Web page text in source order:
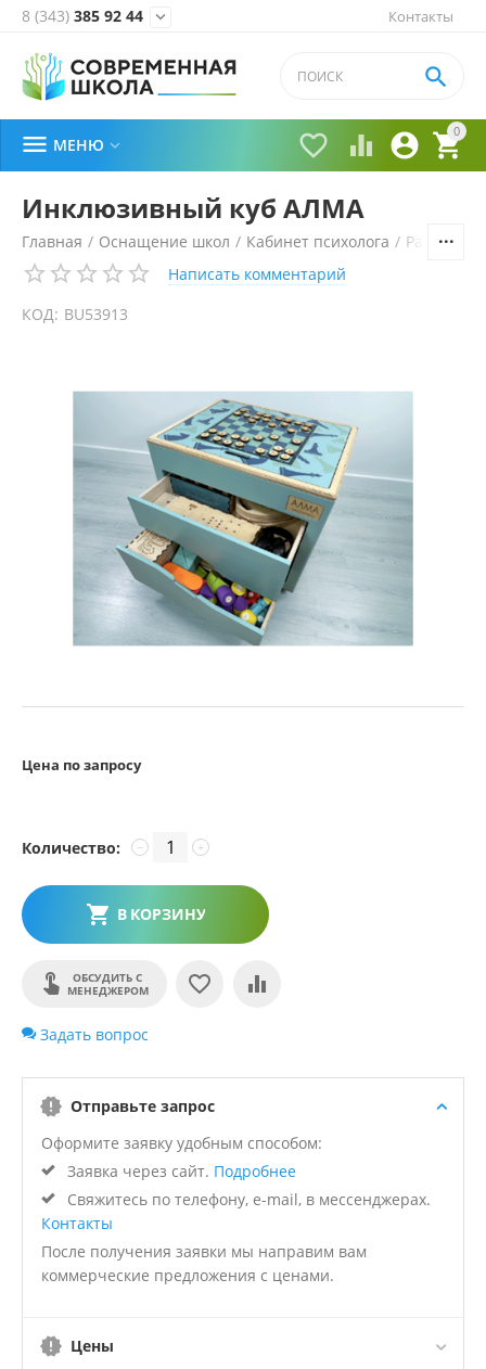
Контакты
8 (343) 385 92 44 
0


 

 МЕНЮ 
Инклюзивный куб АЛМА
Главная / Оснащение школ / Кабинет психолога / Развитие
Написать комментарий
КОД: BU53913
Цена по запросу
Количество: +
−
В КОРЗИНУ
ОБСУДИТЬ С
МЕНЕДЖЕРОМ
Задать вопрос
Отправьте запрос
Оформите заявку удобным способом:
Заявка через сайт. Подробнее
Свяжитесь по телефону, e-mail, в мессенджерах.
Контакты
После получения заявки мы направим вам
коммерческие предложения с ценами.
Цены